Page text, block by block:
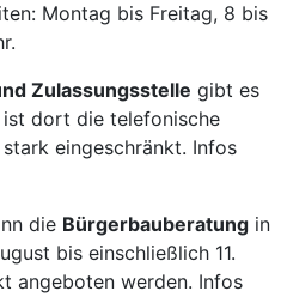
Montag bis Freitag, 8 bis
Zulassungsstelle gibt es
ist dort die telefonische
eingeschränkt. Infos
die Bürgerbauberatung in
bis einschließlich 11.
angeboten werden. Infos